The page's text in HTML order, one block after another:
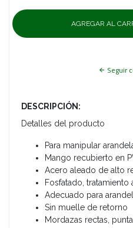
Seguir
DESCRIPCIÓN:
Detalles del producto
Para manipular
Mango recubierto en
Acero aleado de alto
Fosfatado, tratamiento
Adecuado para
Sin muelle de retorno
Mordazas rectas,